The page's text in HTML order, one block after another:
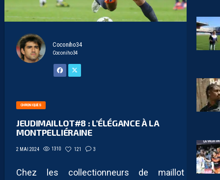
Coconiho34
Coconiho34
CHRONIQUES
JEUDIMAILLOT#8 : L’ÉLÉGANCE À LA
MONTPELLIÉRAINE
2 MAI 2024 1310 121 3
Chez les collectionneurs de maillot de